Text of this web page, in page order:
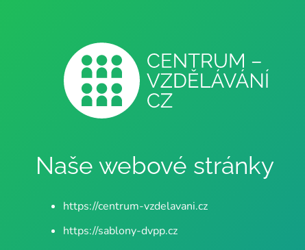
Naše webové stránky
https://centrum-vzdelavani.cz
https://sablony-dvpp.cz